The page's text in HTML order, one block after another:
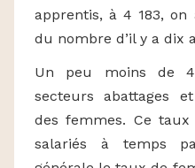
apprentis, à 4 183,
du nombre d’il y a dix
Un peu moins de
secteurs abattages
des femmes. Ce
salariés à temps